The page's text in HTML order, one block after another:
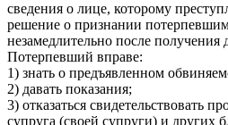
сведения о лице, которому
решение о признании
незамедлительно после
Потерпевший вправе:
1) знать о предъявленном
2) давать показания;
3) отказаться свидетельствовать
супруга (своей супруги) и других